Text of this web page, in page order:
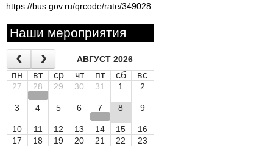
https://bus.gov.ru/qrcode/rate/349028
Наши мероприятия
АВГУСТ 2026
пн вт ср чт пт сб вс
27 28 29 30 31 1 2
3 4 5 6 7 8 9
10 11 12 13 14 15
16
17
18 19 20 21 22
23